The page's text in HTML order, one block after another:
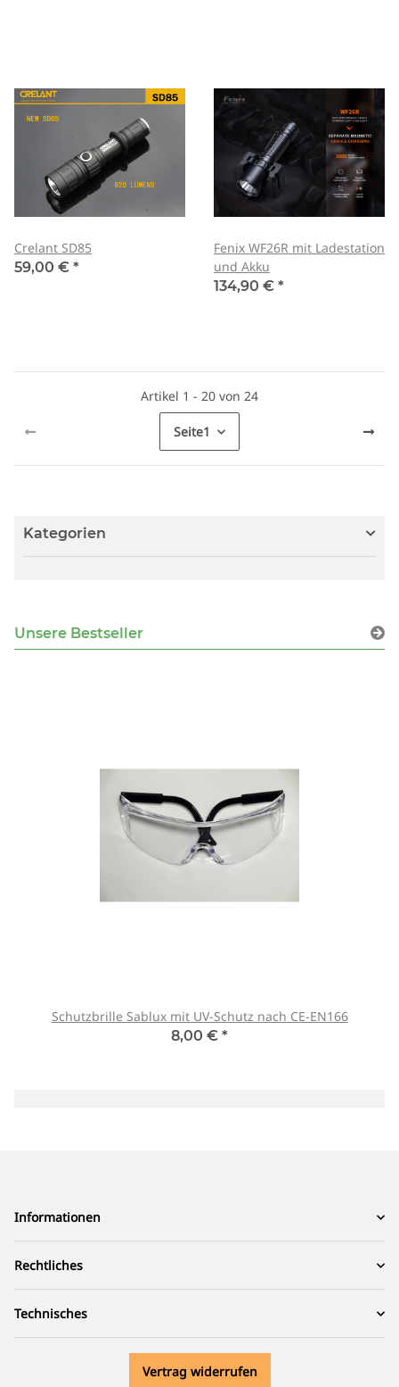
Crelant SD85
59,00 € *
Fenix WF26R mit Ladestation
und Akku
134,90 € *
Artikel 1 - 20 von 24
Seite1
Kategorien
Unsere Bestseller
Schutzbrille Sablux mit UV-Schutz nach CE-EN166
8,00 € *
Informationen
Rechtliches
Technisches
Vertrag widerrufen